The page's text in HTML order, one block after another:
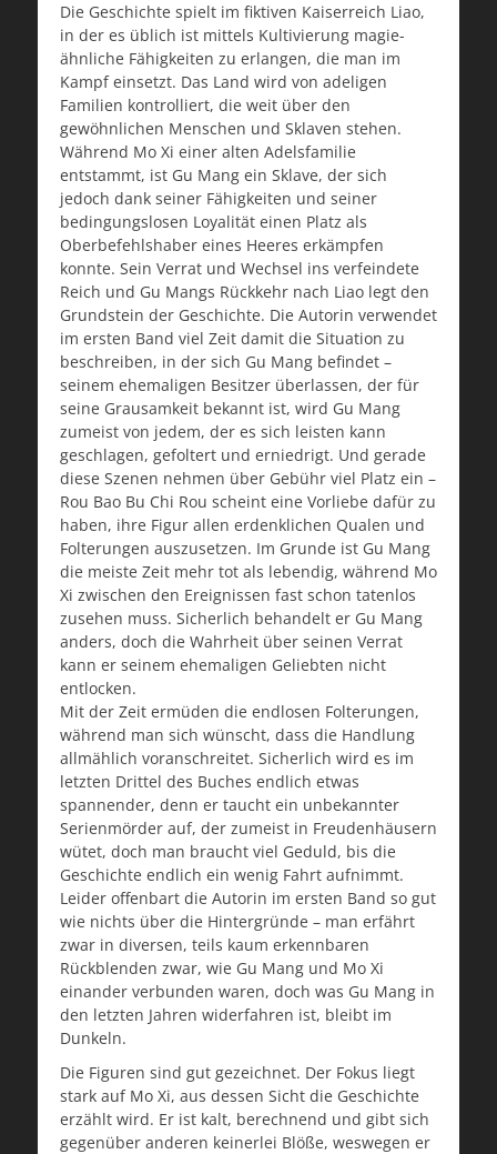
Die Geschichte spielt im fiktiven Kaiserreich Liao,
in der es üblich ist mittels Kultivierung magie-
ähnliche Fähigkeiten zu erlangen, die man im
Kampf einsetzt. Das Land wird von adeligen
Familien kontrolliert, die weit über den
gewöhnlichen Menschen und Sklaven stehen.
Während Mo Xi einer alten Adelsfamilie
entstammt, ist Gu Mang ein Sklave, der sich
jedoch dank seiner Fähigkeiten und seiner
bedingungslosen Loyalität einen Platz als
Oberbefehlshaber eines Heeres erkämpfen
konnte. Sein Verrat und Wechsel ins verfeindete
Reich und Gu Mangs Rückkehr nach Liao legt den
Grundstein der Geschichte. Die Autorin verwendet
im ersten Band viel Zeit damit die Situation zu
beschreiben, in der sich Gu Mang befindet –
seinem ehemaligen Besitzer überlassen, der für
seine Grausamkeit bekannt ist, wird Gu Mang
zumeist von jedem, der es sich leisten kann
geschlagen, gefoltert und erniedrigt. Und gerade
diese Szenen nehmen über Gebühr viel Platz ein –
Rou Bao Bu Chi Rou scheint eine Vorliebe dafür zu
haben, ihre Figur allen erdenklichen Qualen und
Folterungen auszusetzen. Im Grunde ist Gu Mang
die meiste Zeit mehr tot als lebendig, während Mo
Xi zwischen den Ereignissen fast schon tatenlos
zusehen muss. Sicherlich behandelt er Gu Mang
anders, doch die Wahrheit über seinen Verrat
kann er seinem ehemaligen Geliebten nicht
entlocken.
Mit der Zeit ermüden die endlosen Folterungen,
während man sich wünscht, dass die Handlung
allmählich voranschreitet. Sicherlich wird es im
letzten Drittel des Buches endlich etwas
spannender, denn er taucht ein unbekannter
Serienmörder auf, der zumeist in Freudenhäusern
wütet, doch man braucht viel Geduld, bis die
Geschichte endlich ein wenig Fahrt aufnimmt.
Leider offenbart die Autorin im ersten Band so gut
wie nichts über die Hintergründe – man erfährt
zwar in diversen, teils kaum erkennbaren
Rückblenden zwar, wie Gu Mang und Mo Xi
einander verbunden waren, doch was Gu Mang in
den letzten Jahren widerfahren ist, bleibt im
Dunkeln.
Die Figuren sind gut gezeichnet. Der Fokus liegt
stark auf Mo Xi, aus dessen Sicht die Geschichte
erzählt wird. Er ist kalt, berechnend und gibt sich
gegenüber anderen keinerlei Blöße, weswegen er